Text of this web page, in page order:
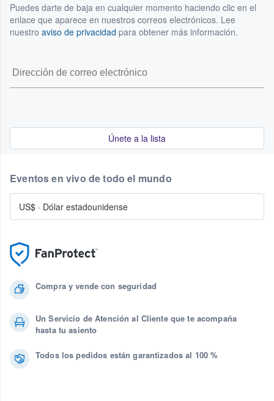
Puedes darte de baja en cualquier momento haciendo clic en el
enlace que aparece en nuestros correos electrónicos. Lee
nuestro aviso de privacidad para obtener más información.
Únete a la lista
Compra y vende con seguridad
Un Servicio de Atención al Cliente que te acompaña
hasta tu asiento
Todos los pedidos están garantizados al 100 %
Eventos en vivo de todo el mundo
US$ · Dólar estadounidense